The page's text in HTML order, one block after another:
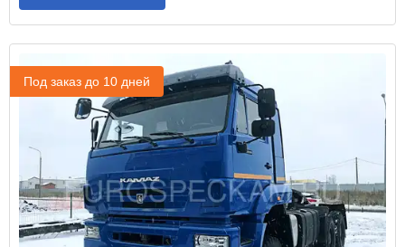
Под заказ до 10 дней